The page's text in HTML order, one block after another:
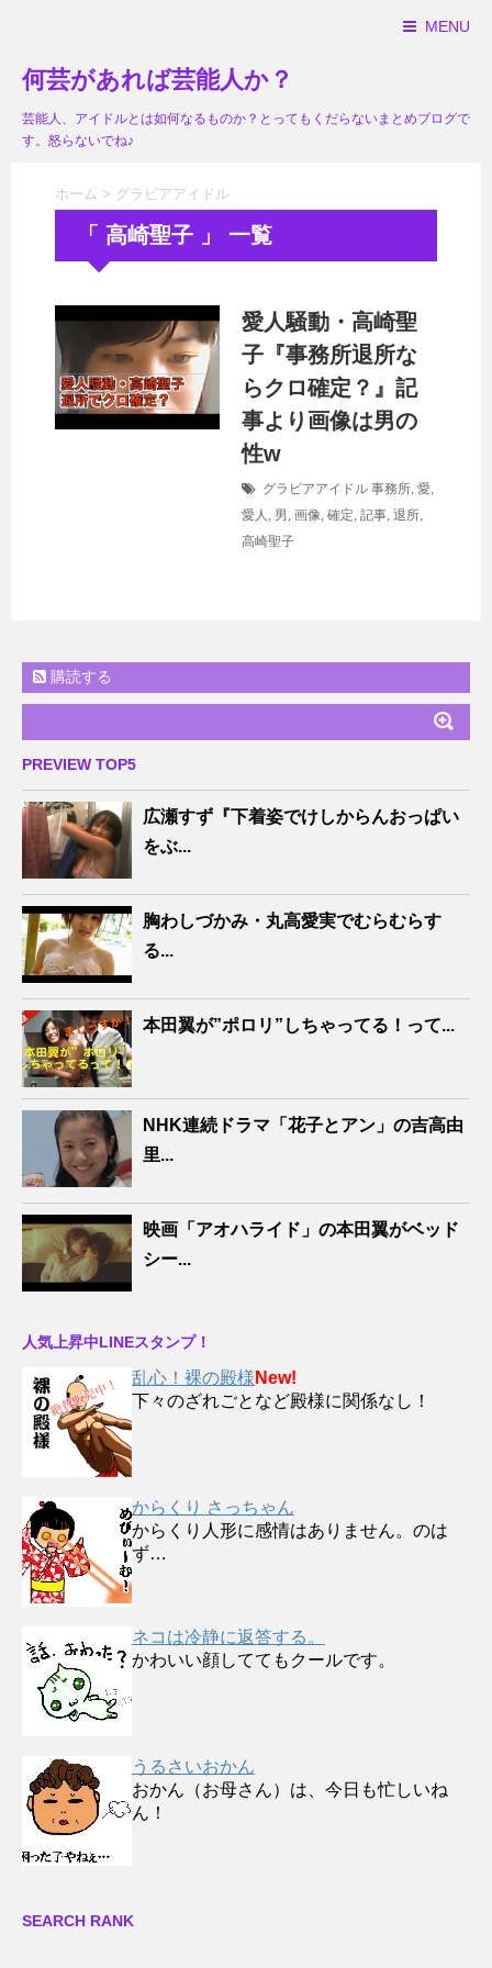
MENU
何芸があれば芸能人か？
芸能人、アイドルとは如何なるものか？とってもくだらないまとめブログで
す。怒らないでね♪
ホーム > グラビアアイドル
「 高崎聖子 」 一覧
愛人騒動・高崎聖
子『事務所退所な
らクロ確定？』記
事より画像は男の
性w
グラビアアイドル 事務所, 愛,
愛人 , 男, 画像, 確定, 記事, 退所,
高崎聖子
購読する
PREVIEW TOP5
広瀬すず『下着姿でけしからんおっぱい
をぶ...
胸わしづかみ・丸高愛実でむらむらす
る...
本田翼が”ポロリ”しちゃってる！って...
NHK連続ドラマ「花子とアン」の吉高由
里...
映画「アオハライド」の本田翼がベッド
シー...
人気上昇中LINEスタンプ！
乱心！裸の殿様 New!
下々のざれごとなど殿様に関係なし！
からくり さっちゃん
からくり人形に感情はありません。のは
ず…
ネコは冷静に返答する。
かわいい顔しててもクールです。
うるさいおかん
おかん（お母さん）は、今日も忙しいね
ん！
SEARCH RANK